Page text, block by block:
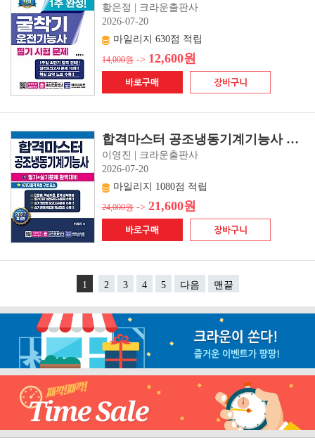
황은정 | 크라운출판사
2026-07-20
마일리지 630점 적립
14,000원 -> 12,600원
합격마스터 공조냉동기계기능사 필기+실기 완벽대비(초판 1쇄)
이영진 | 크라운출판사
2026-07-20
마일리지 1080점 적립
24,000원 -> 21,600원
1 2 3 4 5 다음 맨끝